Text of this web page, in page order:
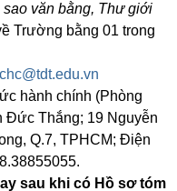
sao văn bằng, Thư giới
Trường bằng 01 trong
hành chính (Phòng
Đức Thắng; 19 Nguyễn
Q.7, TPHCM; Điện
sau khi có Hồ sơ tóm